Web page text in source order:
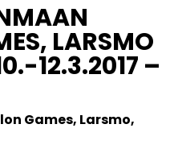
LARSMO
12.3.2017 –
Games, Larsmo,